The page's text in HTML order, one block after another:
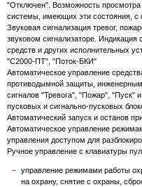
"Отключен". Возможность
системы, имеющих эти состояния, с
Звуковая сигнализация тревог,
звуковом сигнализаторе.
средств и других исполнительных
"С2000-ПТ", "Поток-БКИ"
Автоматическое управление
противодымной защиты,
сигналов "Тревога", "Пожар", "Пуск"
пусковых и сигнально-пусковых
Автоматический запуск и останов
Автоматическое управление
управления доступом для
Ручное управление с клавиатуры
управление режимами работы
на охрану, снятие с охраны,